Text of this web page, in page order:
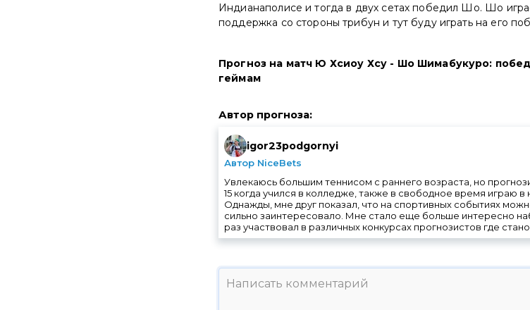
Индианаполисе и тогда в двух сетах победил Шо. Шо
поддержка со стороны трибун и тут буду играть на его
Прогноз на матч Ю Хсиоу Хсу - Шо Шимабукуро:
геймам
Автор прогноза:
igor23podgornyi
Автор NiceBets
Увлекаюсь большим теннисом с раннего возраста, но
15 когда учился в колледже, также в свободное время играю в
Однажды, мне друг показал, что на спортивных событиях
сильно заинтересовало. Мне стало еще больше интересно
раз участвовал в различных конкурсах прогнозистов где